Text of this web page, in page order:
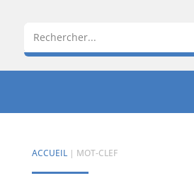
ACCUEIL| MOT-CLEF